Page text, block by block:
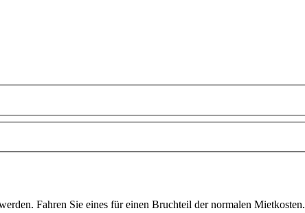
Fahren Sie eines für einen Bruchteil der normalen Mietkosten.